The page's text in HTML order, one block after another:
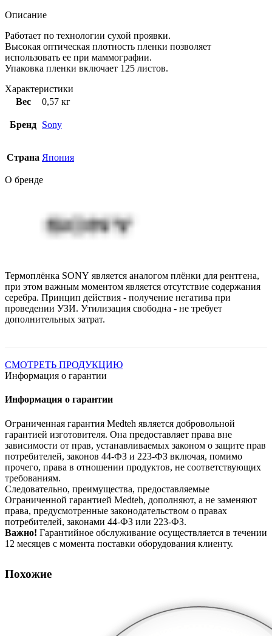
Описание
Работает по технологии сухой проявки.
Высокая оптическая плотность пленки позволяет
использовать ее при маммографии.
Упаковка пленки включает 125 листов.
Характеристики
Вес
0,57 кг
Бренд Sony
Страна Япония
О бренде
Термоплёнка SONY является аналогом плёнки для рентгена,
при этом важным моментом является отсутствие содержания
серебра. Принцип действия - получение негатива при
проведении УЗИ. Утилизация свободна - не требует
дополнительных затрат.
СМОТРЕТЬ ПРОДУКЦИЮ
Информация о гарантии
Информация о гарантии
Ограниченная гарантия Medteh является добровольной
гарантией изготовителя. Она предоставляет права вне
зависимости от прав, устанавливаемых законом о защите прав
потребителей, законов 44-ФЗ и 223-ФЗ включая, помимо
прочего, права в отношении продуктов, не соответствующих
требованиям.
Следовательно, преимущества, предоставляемые
Ограниченной гарантией Medteh, дополняют, а не заменяют
права, предусмотренные законодательством о правах
потребителей, законами 44-ФЗ или 223-ФЗ.
Важно! Гарантийное обслуживание осуществляется в течении
12 месяцев с момента поставки оборудования клиенту.
Похожие